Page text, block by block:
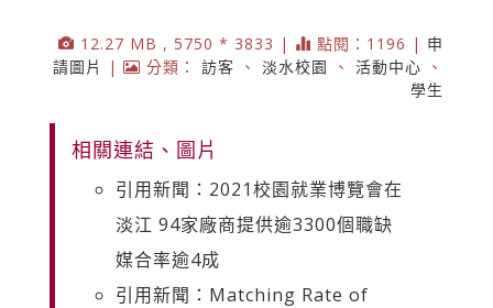
12.27 MB , 5750 * 3833 | 點閱：1196 | 申
請圖片
| 分類： 訪客 、 淡水校園 、 活動中心 、
學生
相關連結、圖片
引用新聞：2021校園就業博覽會在
淡江 94家廠商提供逾3300個職缺
媒合率逾4成
引用新聞：Matching Rate of